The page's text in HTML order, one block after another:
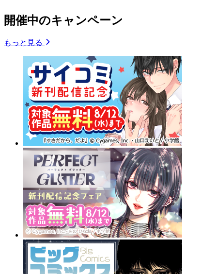
開催中のキャンペーン
もっと見る